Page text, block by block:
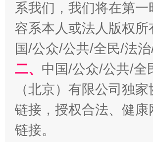
“刷贴”乱象丛生
系我们，我们将在第
容系本人或法人版权
国/公众/公共/全民/法
二、 中国/公众/公共/全
（北京）有限公司独
链接，授权合法、健
链接。